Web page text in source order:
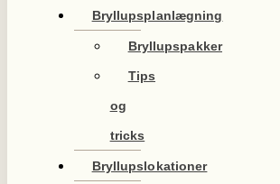
Bryllupsplanlægning
Bryllupspakker
Tips
og
tricks
Bryllupslokationer